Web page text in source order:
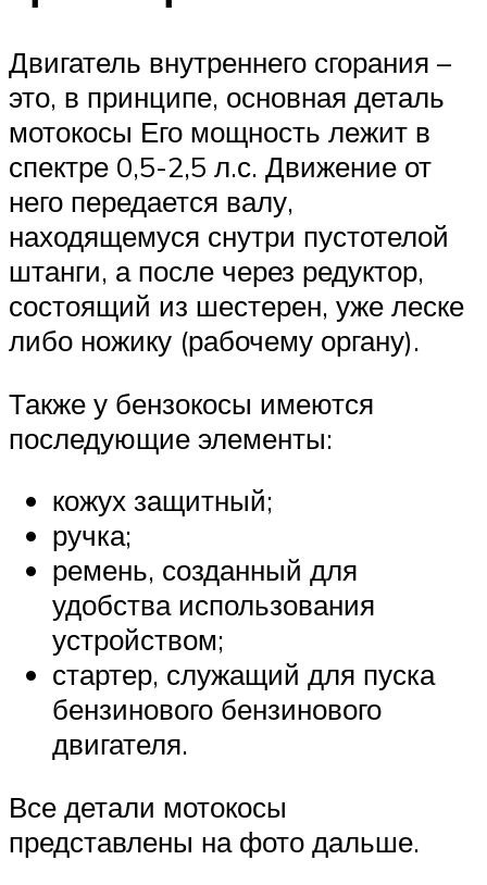
Двигатель внутреннего сгорания –
это, в принципе, основная деталь
мотокосы Его мощность лежит в
спектре 0,5-2,5 л.с. Движение от
него передается валу,
находящемуся снутри пустотелой
штанги, а после через редуктор,
состоящий из шестерен, уже леске
либо ножику (рабочему органу).
Также у бензокосы имеются
последующие элементы:
кожух защитный;
ручка;
ремень, созданный для
удобства использования
устройством;
стартер, служащий для пуска
бензинового бензинового
двигателя.
Все детали мотокосы
представлены на фото дальше.